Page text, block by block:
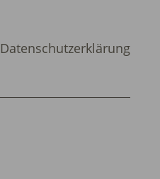
Datenschutzerklärung